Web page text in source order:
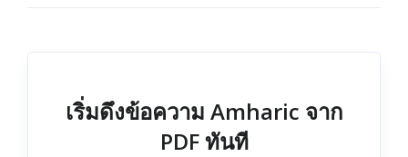
เริ่มดึงข้อความ Amharic จาก
PDF ทันที